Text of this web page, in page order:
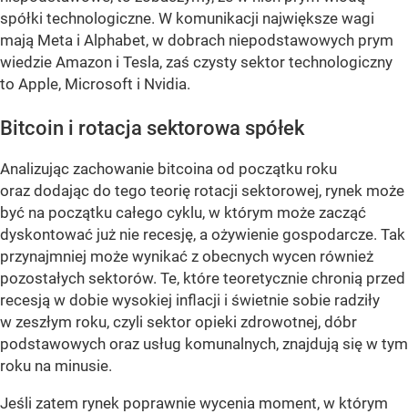
spółki technologiczne. W komunikacji największe wagi
mają Meta i Alphabet, w dobrach niepodstawowych prym
wiedzie Amazon i Tesla, zaś czysty sektor technologiczny
to Apple, Microsoft i Nvidia.
Bitcoin i rotacja sektorowa spółek
Analizując zachowanie bitcoina od początku roku
oraz dodając do tego teorię rotacji sektorowej, rynek może
być na początku całego cyklu, w którym może zacząć
dyskontować już nie recesję, a ożywienie gospodarcze. Tak
przynajmniej może wynikać z obecnych wycen również
pozostałych sektorów. Te, które teoretycznie chronią przed
recesją w dobie wysokiej inflacji i świetnie sobie radziły
w zeszłym roku, czyli sektor opieki zdrowotnej, dóbr
podstawowych oraz usług komunalnych, znajdują się w tym
roku na minusie.
Jeśli zatem rynek poprawnie wycenia moment, w którym